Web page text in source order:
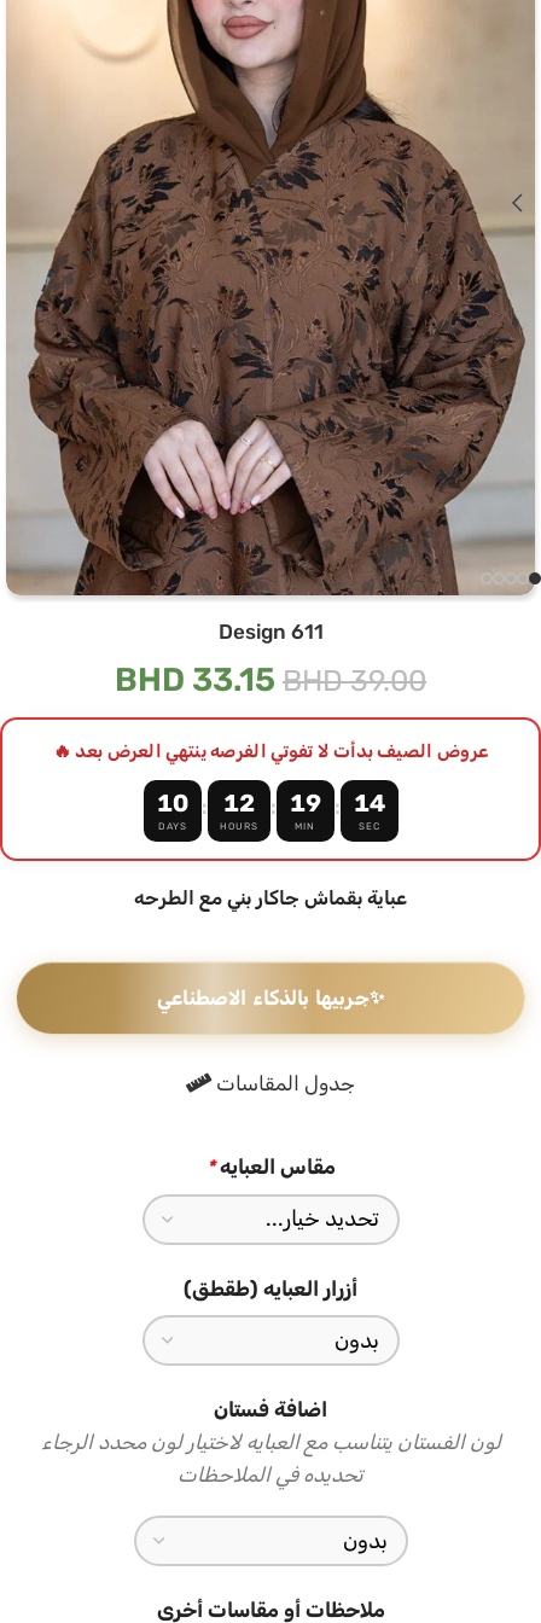
Design 611
BHD39.00
BHD 33.15
عروض الصيف بدأت لا تفوتي الفرصه ينتهي العرض بعد 🔥
10
DAYS
: 12
HOURS
: 19
MIN
: 13
SEC
عباية بقماش جاكار بني مع الطرحه
✨جربيها بالذكاء الاصطناعي
جدول المقاسات
مقاس العبايه*
أزرار العبايه (طقطق)
اضافة فستان
لون الفستان يتناسب مع العبايه لاختيار لون محدد الرجاء
تحديده في الملاحظات
ملاحظات أو مقاسات أخرى